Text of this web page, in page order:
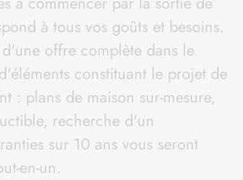
à tous vos goûts et besoins.
offre complète dans le
constituant le projet de
: plans de maison sur-mesure,
recherche d'un
sur 10 ans vous seront
en-un.